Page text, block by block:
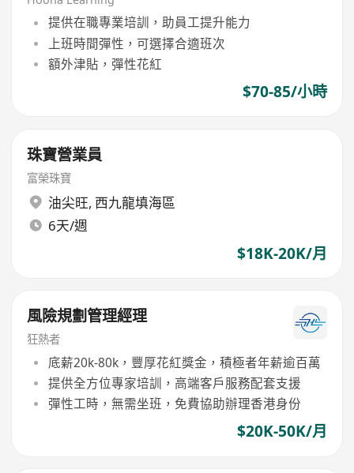
提供在職專業培訓，助員工提升能力
上班時間彈性，可選擇合適班次
額外津貼，彈性花紅
$70-85/小時
珠寶營業員
富榮珠寶
油尖旺, 西九龍填海區
6天/週
$18K-20K/月
風險規劃管理經理
狂熱者
底薪20k-80k，豐厚花紅獎金，積極者年薪逾百萬
提供全方位專家培訓，高端客戶服務配套支援
彈性工時，無需坐班，免費協助辦理香港身份
$20K-50K/月